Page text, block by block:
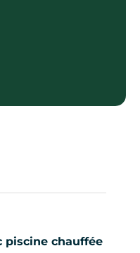
piscine chauffée